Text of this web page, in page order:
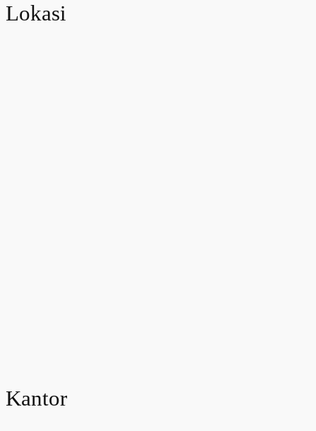
Lokasi
Kantor